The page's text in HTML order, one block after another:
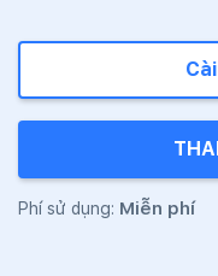
Phí sử dụng: Miễn phí